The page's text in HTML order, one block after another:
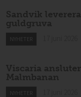
Sandvik
guldgruva
NYHETER
Viscaria
Malmbanan
NYHETER